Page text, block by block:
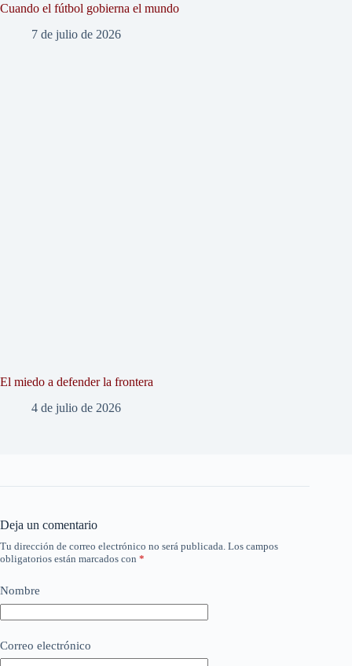
Cuando el fútbol gobierna el mundo
7 de julio de 2026
El miedo a defender la frontera
4 de julio de 2026
Deja un comentario
Tu dirección de correo electrónico no será publicada. Los campos
obligatorios están marcados con *
Nombre
Correo electrónico